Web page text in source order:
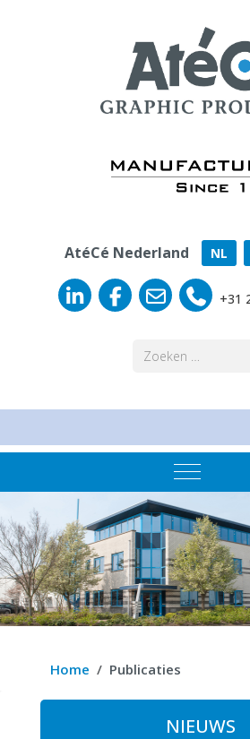
AtéCé Nederland NL
+31
Mobile
Home Publicaties
NIEUWS